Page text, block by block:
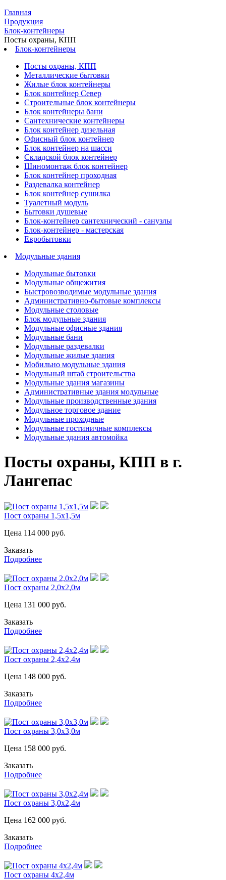
Главная
Продукция
Блок-контейнеры
Посты охраны, КПП
Блок-контейнеры
Посты охраны, КПП
Металлические бытовки
Жилые блок контейнеры
Блок контейнер Север
Строительные блок контейнеры
Блок контейнеры бани
Сантехнические контейнеры
Блок контейнер дизельная
Офисный блок контейнер
Блок контейнер на шасси
Складской блок контейнер
Шиномонтаж блок контейнер
Блок контейнер проходная
Раздевалка контейнер
Блок контейнер сушилка
Туалетный модуль
Бытовки душевые
Блок-контейнер сантехнический - санузлы
Блок-контейнер - мастерская
Евробытовки
Модульные здания
Модульные бытовки
Модульные общежития
Быстровозводимые модульные здания
Административно-бытовые комплексы
Модульные столовые
Блок модульные здания
Модульные офисные здания
Модульные бани
Модульные раздевалки
Модульные жилые здания
Мобильно модульные здания
Модульный штаб строительства
Модульные здания магазины
Административные здания модульные
Модульные производственные здания
Модульное торговое здание
Модульные проходные
Модульные гостиничные комплексы
Модульные здания автомойка
Посты охраны, КПП в г.
Лангепас
Пост охраны 1,5х1,5м
Цена 114 000 руб.
Заказать
Подробнее
Пост охраны 2,0х2,0м
Цена 131 000 руб.
Заказать
Подробнее
Пост охраны 2,4х2,4м
Цена 148 000 руб.
Заказать
Подробнее
Пост охраны 3,0х3,0м
Цена 158 000 руб.
Заказать
Подробнее
Пост охраны 3,0х2,4м
Цена 162 000 руб.
Заказать
Подробнее
Пост охраны 4х2,4м